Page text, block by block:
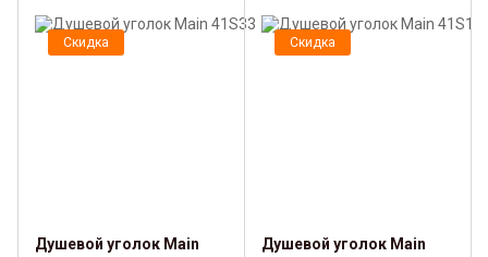
Скидка
Душевой уголок Main
Скидка
Душевой уголок Main